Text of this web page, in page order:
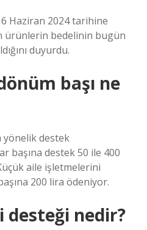
Haziran 2024 tarihine
ürünlerin bedelinin bugün
duyurdu.
başı ne
yönelik destek
başına destek 50 ile 400
aile işletmelerini
200 lira ödeniyor.
desteği nedir?